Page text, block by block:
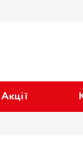
Акції